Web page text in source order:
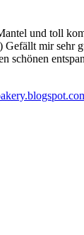
und toll
Gefällt mir sehr
schönen